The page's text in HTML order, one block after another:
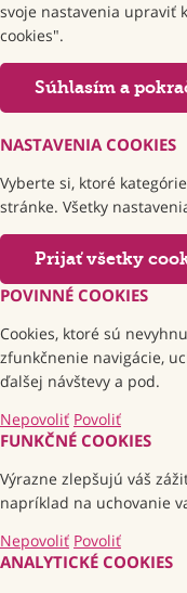
svoje nastavenia upraviť
cookies".
Súhlasím a
NASTAVENIA COOKIES
Vyberte si, ktoré
stránke. Všetky
Prijať všetky
POVINNÉ COOKIES
Cookies, ktoré sú
zfunkčnenie navigácie,
ďalšej návštevy a pod.
Nepovoliť Povoliť
FUNKČNÉ COOKIES
Výrazne zlepšujú váš
napríklad na uchovanie
Nepovoliť Povoliť
ANALYTICKÉ COOKIES